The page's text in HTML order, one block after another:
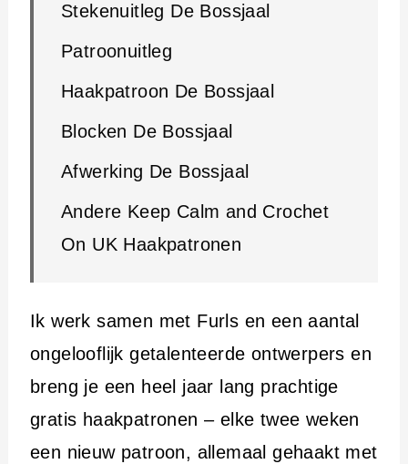
Stekenuitleg De Bossjaal
Patroonuitleg
Haakpatroon De Bossjaal
Blocken De Bossjaal
Afwerking De Bossjaal
Andere Keep Calm and Crochet
On UK Haakpatronen
Ik werk samen met Furls en een aantal
ongelooflijk getalenteerde ontwerpers en
breng je een heel jaar lang prachtige
gratis haakpatronen – elke twee weken
een nieuw patroon, allemaal gehaakt met